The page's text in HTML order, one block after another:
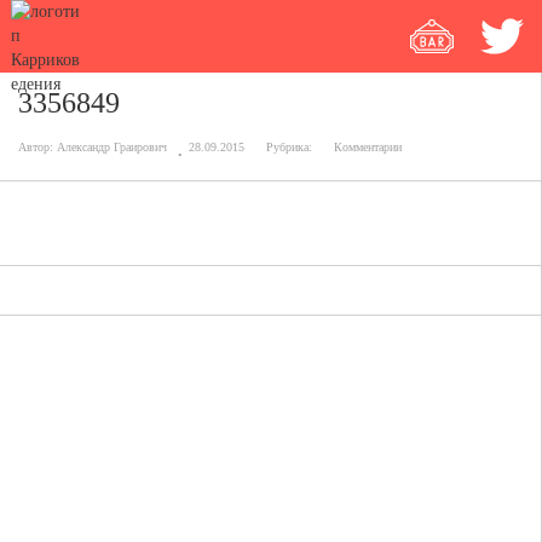
3356849
Автор: Александр Граирович 28.09.2015 Рубрика: Комментарии